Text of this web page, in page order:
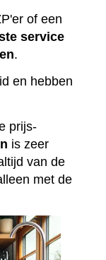
of een
service
.
en hebben
prijs-
is zeer
van de
met de